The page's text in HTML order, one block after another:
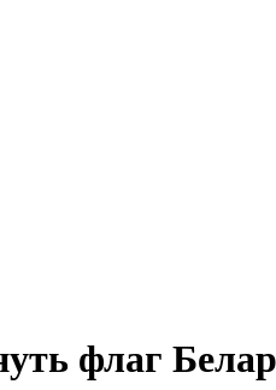
флаг